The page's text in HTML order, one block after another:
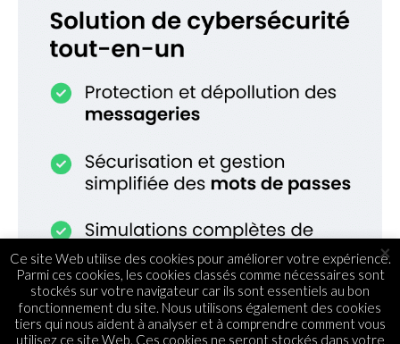
Ce site Web utilise des cookies pour améliorer votre expérience.
Parmi ces cookies, les cookies classés comme nécessaires sont
stockés sur votre navigateur car ils sont essentiels au bon
fonctionnement du site. Nous utilisons également des cookies
tiers qui nous aident à analyser et à comprendre comment vous
utilisez ce site Web. Ces cookies ne seront stockés dans votre
×